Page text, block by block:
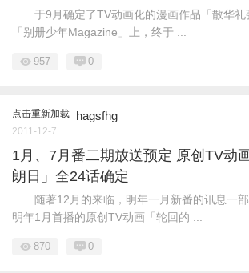
于9月确定了TV动画化的漫画作品「散华礼
「别册少年Magazine」上，终于 ...
957 0
点击重新加载 hagsfhg
2011-12-7
1月、7月番二期放送预定 原创TV动
朗日」全24话确定
随著12月的来临，明年一月新番的讯息一部
明年1月首播的原创TV动画「轮回的 ...
870 0